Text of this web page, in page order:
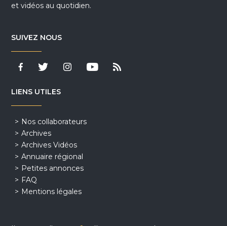
et vidéos au quotidien.
SUIVEZ NOUS
LIENS UTILES
Nos collaborateurs
Archives
Archives Vidéos
Annuaire régional
Petites annonces
FAQ
Mentions légales